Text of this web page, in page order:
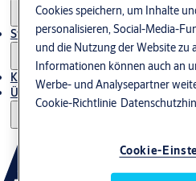
Stories
Kontakt
Über uns
Cookies speichern, um Inhalte
personalisieren, Social-Media-
und die Nutzung der Website zu
Informationen können auch an
Werbe- und Analysepartner
Cookie-Richtlinie
Cookie-